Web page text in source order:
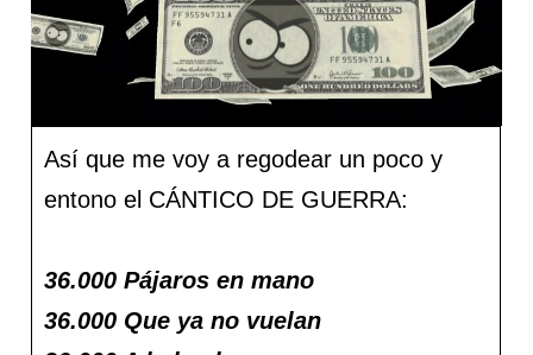
Así que me voy a regodear un poco y
entono el CÁNTICO DE GUERRA:
36.000 Pájaros en mano
36.000 Que ya no vuelan